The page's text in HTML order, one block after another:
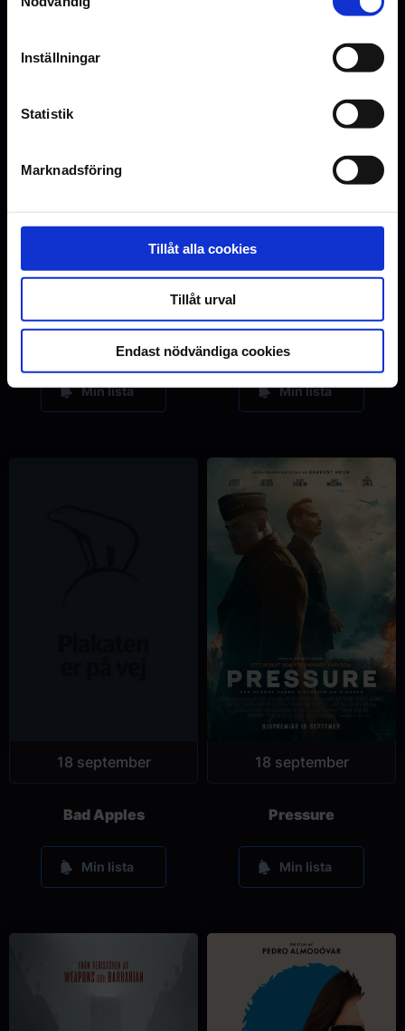
Inställningar
Statistik
Marknadsföring
Tillåt alla cookies
Tillåt urval
Endast nödvändiga cookies
Min lista Min lista
18 september
Bad Apples
Min lista
18 september
Pressure
Min lista